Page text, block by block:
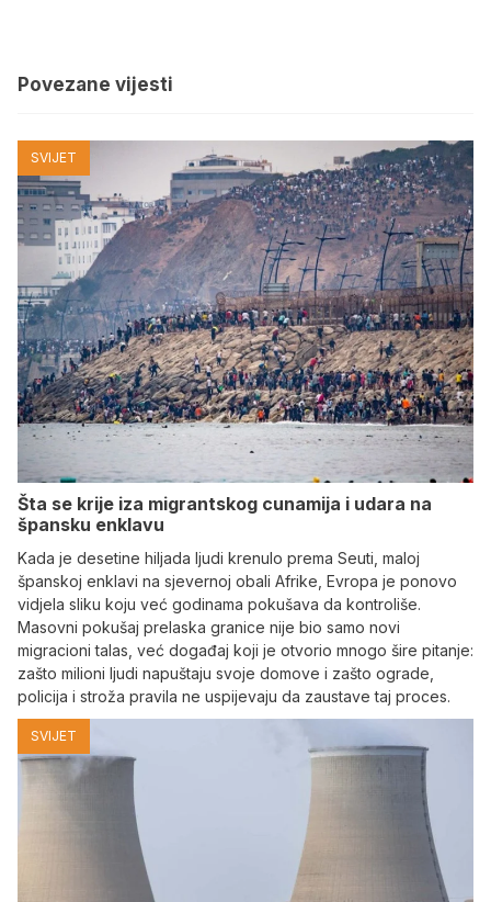
Povezane vijesti
SVIJET
Šta se krije iza migrantskog cunamija i udara na
špansku enklavu
Kada je desetine hiljada ljudi krenulo prema Seuti, maloj
španskoj enklavi na sjevernoj obali Afrike, Evropa je ponovo
vidjela sliku koju već godinama pokušava da kontroliše.
Masovni pokušaj prelaska granice nije bio samo novi
migracioni talas, već događaj koji je otvorio mnogo šire pitanje:
zašto milioni ljudi napuštaju svoje domove i zašto ograde,
policija i stroža pravila ne uspijevaju da zaustave taj proces.
SVIJET